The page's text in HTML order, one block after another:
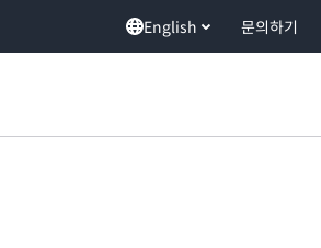
English 문의하기